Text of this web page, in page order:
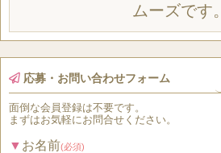
ムーズです。
応募・お問い合わせフォーム
面倒な会員登録は不要です。
まずはお気軽にお問合せください。
お名前(必須)